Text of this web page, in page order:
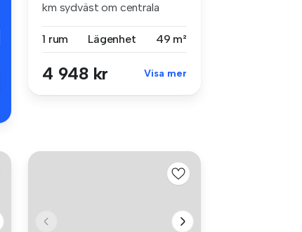
km sydväst om centrala
1 rum
Lägenhet 49 m²
4 948 kr Visa mer